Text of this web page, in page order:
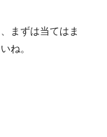
まずは当てはま
ね。